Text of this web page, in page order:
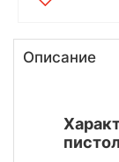
Описание